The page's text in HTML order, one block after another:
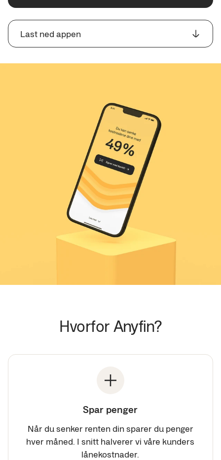
Last ned appen
Hvorfor Anyfin?
Spar penger
Når du senker renten din sparer du penger
hver måned. I snitt halverer vi våre kunders
lånekostnader.